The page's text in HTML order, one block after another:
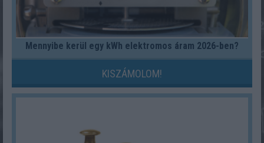
Mennyibe kerül egy kWh elektromos áram 2026-ben?
KISZÁMOLOM!